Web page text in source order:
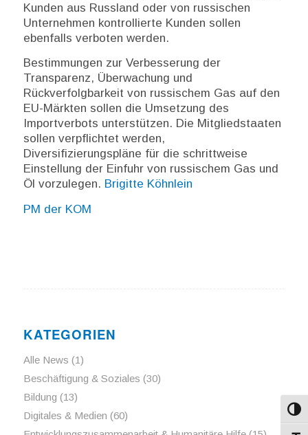
Kunden aus Russland oder von russischen
Unternehmen kontrollierte Kunden sollen
ebenfalls verboten werden.
Bestimmungen zur Verbesserung der
Transparenz, Überwachung und
Rückverfolgbarkeit von russischem Gas auf den
EU-Märkten sollen die Umsetzung des
Importverbots unterstützen. Die Mitgliedstaaten
sollen verpflichtet werden,
Diversifizierungspläne für die schrittweise
Einstellung der Einfuhr von russischem Gas und
Öl vorzulegen. Brigitte Köhnlein
PM der KOM
KATEGORIEN
Alle News (1)
Beschäftigung & Soziales (30)
Bildung (13)
Digitales & Medien (60)